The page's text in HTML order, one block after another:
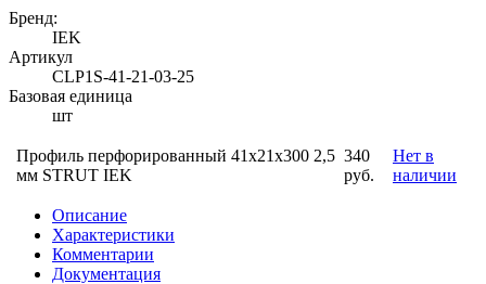
Бренд:
IEK
Артикул
CLP1S-41-21-03-25
Базовая единица
шт
Профиль перфорированный 41x21х300 2,5
мм STRUT IEK
340
руб.
Нет в
наличии
Описание
Характеристики
Комментарии
Документация